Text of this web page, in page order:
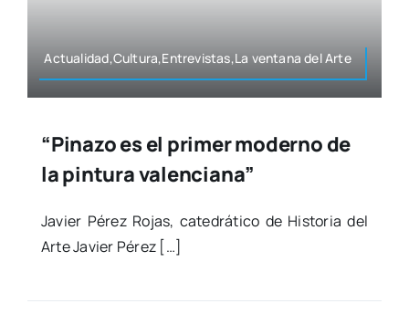
Actualidad,Cultura,Entrevistas,La ven­ta­na del Arte
“Pinazo es el primer moderno de
la pintura valenciana”
Javier Pérez Rojas, cate­drá­ti­co de His­to­ria del
Arte Javier Pérez […]